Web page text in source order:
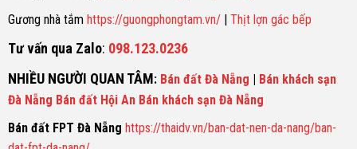
Gương nhà tắm https://guongphongtam.vn/| Thịt lợn gác bếp
Tư vấn qua Zalo: 098.123.0236
NHIỀU NGƯỜI QUAN TÂM: Bán đất Đà Nẵng | Bán khách sạn
Đà Nẵng Bán đất Hội An Bán khách sạn Đà Nẵng
Bán đất FPT Đà Nẵng https://thaidv.vn/ban-dat-nen-da-nang/ban-